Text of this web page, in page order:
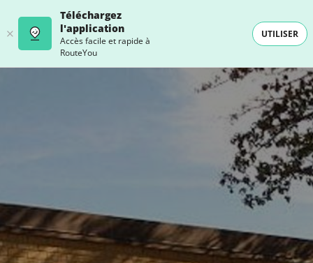
Téléchargez
l'application
Accès facile et rapide à
RouteYou
UTILISER